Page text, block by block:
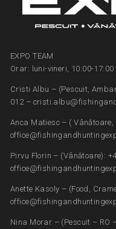
EXPO TEAM
Orar: luni-vineri, 10:00-17:00
Cristi Albu – (Pescuit,
012 –
Anca Matiesc – (
Pirvu Florin – (Vânătoare):
Anette Kasoly – (Food,
Nina Morar – (Pescuit – RO